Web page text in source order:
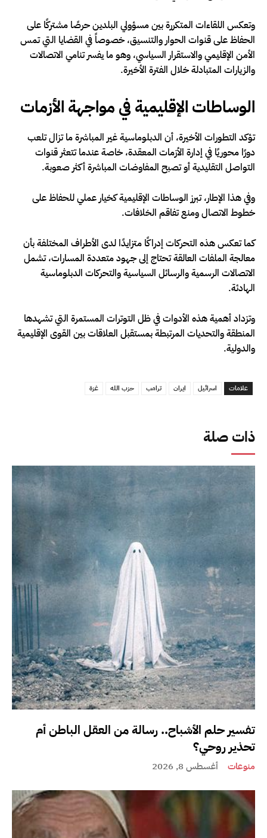
ذات صلة
تفسير حلم الأشباح.. رسالة من العقل الباطن أم
تحذير روحي؟
منوعات أغسطس 8, 2026
وتعكس اللقاءات المتكررة بين مسؤولي البلدين حرصًا مشتركًا على
الحفاظ على قنوات الحوار والتنسيق، خصوصاً في القضايا التي تمس
الأمن الإقليمي والاستقرار السياسي، وهو ما يفسر تنامي الاتصالات
والزيارات المتبادلة خلال الفترة الأخيرة.
الوساطات الإقليمية في مواجهة الأزمات
تؤكد التطورات الأخيرة، أن الدبلوماسية غير المباشرة ما تزال تلعب
دورًا محوريًا في إدارة الأزمات المعقدة، خاصة عندما تتعثر قنوات
التواصل التقليدية أو تصبح المفاوضات المباشرة أكثر صعوبة.
وفي هذا الإطار، تبرز الوساطات الإقليمية كخيار عملي للحفاظ على
خطوط الاتصال ومنع تفاقم الخلافات.
كما تعكس هذه التحركات إدراكًا متزايدًا لدى الأطراف المختلفة بأن
معالجة الملفات العالقة تحتاج إلى جهود متعددة المسارات، تشمل
الاتصالات الرسمية والرسائل السياسية والتحركات الدبلوماسية
الهادئة.
وتزداد أهمية هذه الأدوات في ظل التوترات المستمرة التي تشهدها
المنطقة والتحديات المرتبطة بمستقبل العلاقات بين القوى الإقليمية
والدولية.
علامات اسرائيل ايران ترامب حزب الله غزة